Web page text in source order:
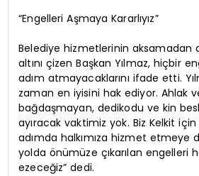
“Engelleri Aşmaya Kararlıyız”
Belediye hizmetlerinin aksamadan
altını çizen Başkan Yılmaz, hiçbir
adım atmayacaklarını ifade etti.
zaman en iyisini hak ediyor. Ahlak
bağdaşmayan, dedikodu ve kin
ayıracak vaktimiz yok. Biz Kelkit
adımda halkımıza hizmet etmeye
yolda önümüze çıkarılan engelleri
ezeceğiz” dedi.